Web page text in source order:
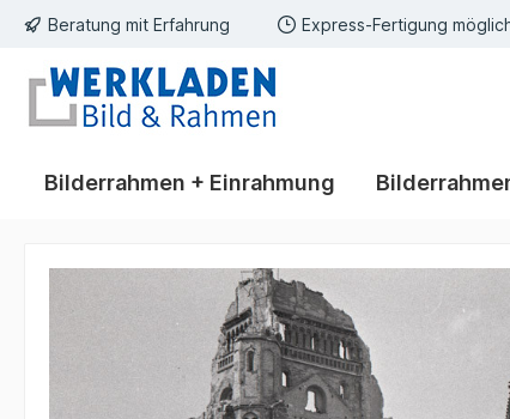
Zur Hauptnavigation springen
Beratung mit Erfahrung Express-Fertigung
Bilderrahmen + Einrahmung